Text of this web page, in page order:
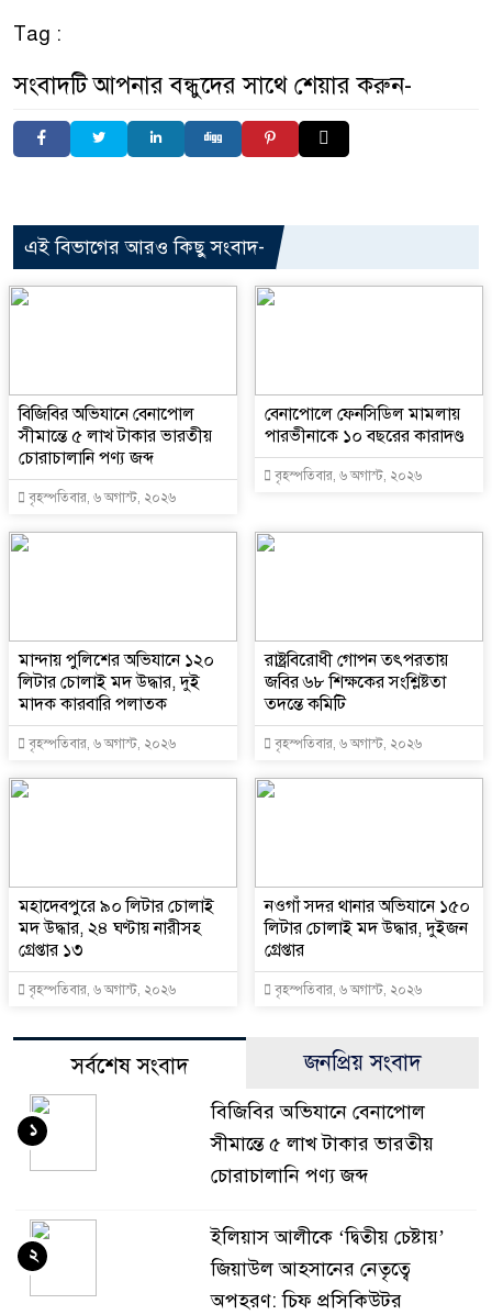
Tag :
সংবাদটি আপনার বন্ধুদের সাথে শেয়ার করুন-
এই বিভাগের আরও কিছু সংবাদ-
বিজিবির অভিযানে বেনাপোল
সীমান্তে ৫ লাখ টাকার ভারতীয়
চোরাচালানি পণ্য জব্দ
বৃহস্পতিবার, ৬ অগাস্ট, ২০২৬
বেনাপোলে ফেনসিডিল মামলায়
পারভীনাকে ১০ বছরের কারাদণ্ড
বৃহস্পতিবার, ৬ অগাস্ট, ২০২৬
মান্দায় পুলিশের অভিযানে ১২০
লিটার চোলাই মদ উদ্ধার, দুই
মাদক কারবারি পলাতক
বৃহস্পতিবার, ৬ অগাস্ট, ২০২৬
রাষ্ট্রবিরোধী গোপন তৎপরতায়
জবির ৬৮ শিক্ষকের সংশ্লিষ্টতা
তদন্তে কমিটি
বৃহস্পতিবার, ৬ অগাস্ট, ২০২৬
মহাদেবপুরে ৯০ লিটার চোলাই
মদ উদ্ধার, ২৪ ঘণ্টায় নারীসহ
গ্রেপ্তার ১৩
বৃহস্পতিবার, ৬ অগাস্ট, ২০২৬
নওগাঁ সদর থানার অভিযানে ১৫০
লিটার চোলাই মদ উদ্ধার, দুইজন
গ্রেপ্তার
বৃহস্পতিবার, ৬ অগাস্ট, ২০২৬
সর্বশেষ সংবাদ জনপ্রিয় সংবাদ
বিজিবির অভিযানে বেনাপোল
সীমান্তে ৫ লাখ টাকার ভারতীয়
চোরাচালানি পণ্য জব্দ
১
ইলিয়াস আলীকে ‘দ্বিতীয় চেষ্টায়’
জিয়াউল আহসানের নেতৃত্বে
অপহরণ: চিফ প্রসিকিউটর
২